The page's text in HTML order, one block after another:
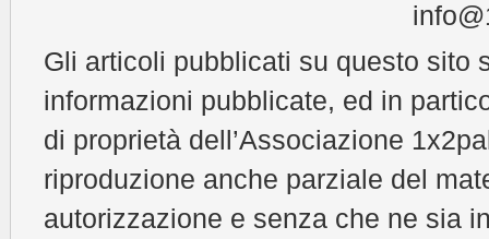
Gli articoli pubblicati su questo sito
informazioni pubblicate, ed in
di proprietà dell’Associazione
riproduzione anche parziale del
autorizzazione e senza che ne sia